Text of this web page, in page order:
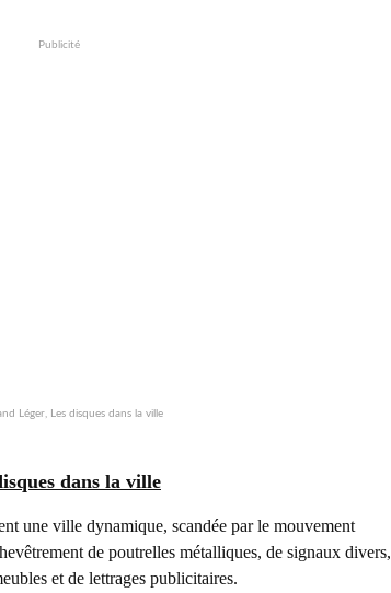
Publicité
dans la ville
une ville dynamique, scandée par le mouvement
de poutrelles métalliques, de signaux divers,
et de lettrages publicitaires.